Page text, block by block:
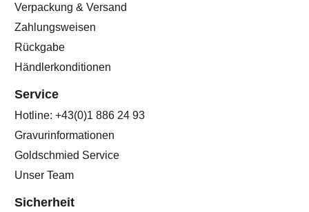
Verpackung & Versand
Zahlungsweisen
Rückgabe
Händlerkonditionen
Service
Hotline: +43(0)1 886 24 93
Gravurinformationen
Goldschmied Service
Unser Team
Sicherheit